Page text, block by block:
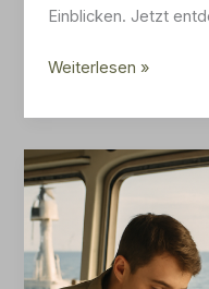
Einblicken. Jetzt
USS
McKinley:
Einsatzgeschichte
Pearl
Harbor
bis
Okinawa
Weiterlesen »